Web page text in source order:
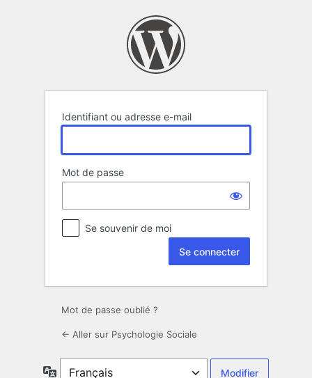
Identifiant ou adresse e-mail
Mot de passe
Se souvenir de moi
Mot de passe oublié ?
← Aller sur Psychologie Sociale
Langue